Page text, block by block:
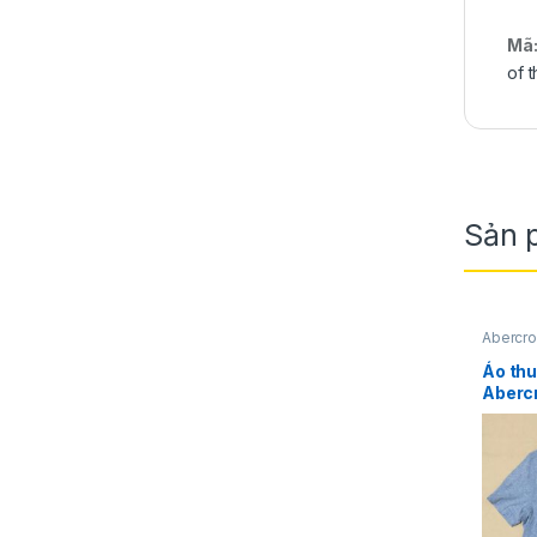
of
Sản
Áo
size